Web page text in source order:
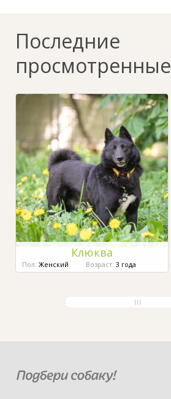
Последние
просмотренные
Клюква
Пол: Женский Возраст: 3 года